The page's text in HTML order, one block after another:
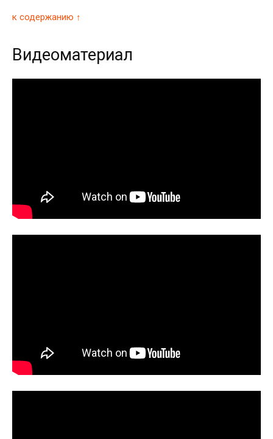
к содержанию ↑
Видеоматериал